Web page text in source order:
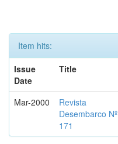
Item hits:
Issue
Date
Title
Mar-2000
Revista
Desembarco Nº
171